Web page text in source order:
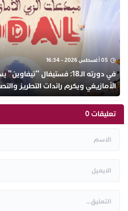
05 أغسطس 2026 - 16:34
في دورته الـ18: فستيفال
الأمازيغي ويكرم رائدات التطريز
تعليقات 0